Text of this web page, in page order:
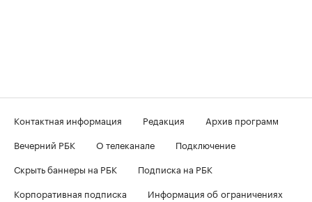
Контактная информация Редакция
Архив программ
Вечерний РБК
О телеканале
Подключение
Скрыть баннеры на РБК
Подписка на РБК
Корпоративная подписка
Информация об ограничениях